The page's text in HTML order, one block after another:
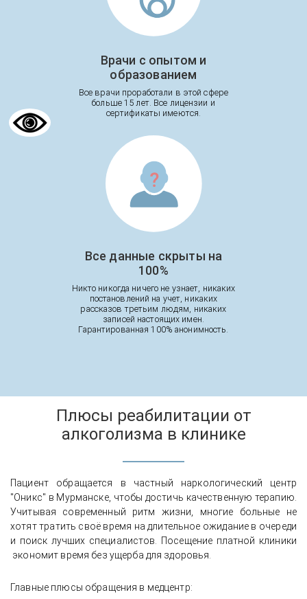
Врачи с опытом и
образованием
Все врачи проработали в этой сфере
больше 15 лет. Все лицензии и
сертификаты имеются.
Все данные скрыты на
100%
Никто никогда ничего не узнает, никаких
постановлений на учет, никаких
рассказов третьим людям, никаких
записей настоящих имен.
Гарантированная 100% анонимность.
Плюсы реабилитации от
алкоголизма в клинике
Пациент обращается в частный наркологический центр
"Оникс" в Мурманске, чтобы достичь качественную терапию.
Учитывая современный ритм жизни, многие больные не
хотят тратить своё время на длительное ожидание в очереди
и поиск лучших специалистов. Посещение платной клиники
экономит время без ущерба для здоровья.
Главные плюсы обращения в медцентр: